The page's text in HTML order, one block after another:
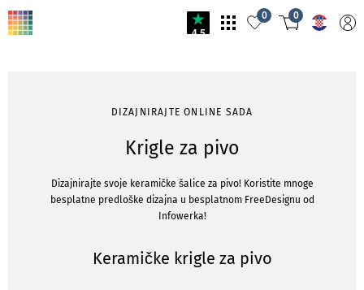
4.5
0 0
DIZAJNIRAJTE ONLINE SADA
Krigle za pivo
Dizajnirajte svoje keramičke šalice za pivo! Koristite mnoge
besplatne predloške dizajna u besplatnom FreeDesignu od
Infowerka!
Keramičke krigle za pivo